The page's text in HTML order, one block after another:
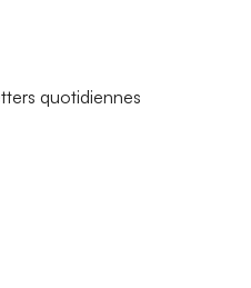
quotidiennes